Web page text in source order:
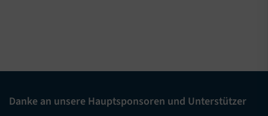
Danke an unsere Hauptsponsoren und Unterstützer